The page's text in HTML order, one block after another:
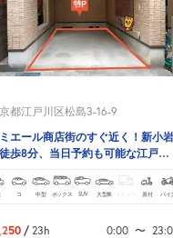
都江戸川区松島3-16-9
エール商店街のすぐ近く！新小岩
歩8分、当日予約も可能な江戸川
コ 中型 ボックス SUV 大型車 トラック 原付 バイ
/ 23h 0:00 〜